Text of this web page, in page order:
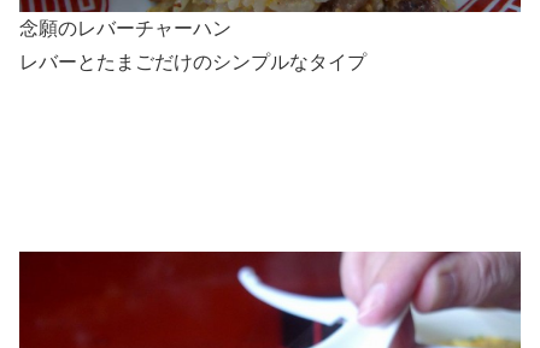
念願のレバーチャーハン
レバーとたまごだけのシンプルなタイプ